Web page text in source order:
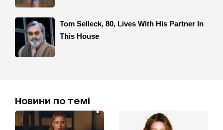
Новини по темі